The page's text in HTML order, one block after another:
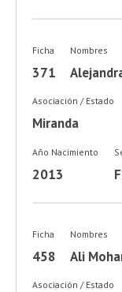
Ficha
371
Nombres
Asociación / Estado
Miranda
Año Nacimiento
2013
Ficha
458
Nombres
Ali
Asociación / Estado